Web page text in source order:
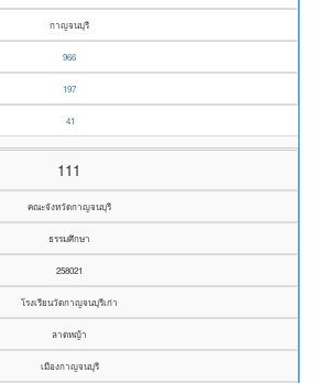
กาญจนบุรี
966
197
41
111
คณะจังหวัดกาญจนบุรี
ธรรมศึกษา
258021
โรงเรียนวัดกาญจนบุรีเก่า
ลาดหญ้า
เมืองกาญจนบุรี